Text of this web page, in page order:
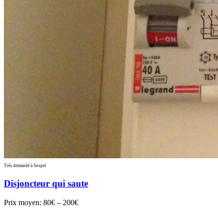
Très demandé à Sospel
Disjoncteur qui saute
Prix moyen: 80€ – 200€